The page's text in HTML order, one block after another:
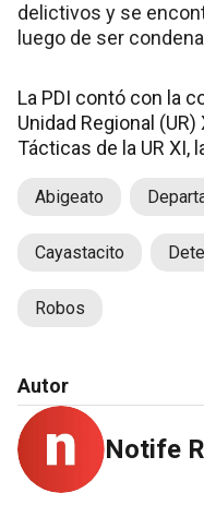
delictivos y se
luego de ser
La PDI contó con la
Unidad Regional
Tácticas de la UR XI,
Abigeato
Cayastacito
Robos
Autor
Notife